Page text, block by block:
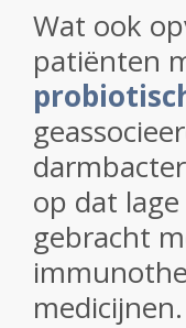
Wat ook
patiënten
op dat
gebracht
medicijnen.